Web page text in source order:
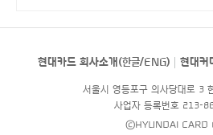
현대카드 회사소개(한글/ENG) 현대커
서울시 영등포구 의사당대로 3
사업자 등록번호 213-
©HYUNDAI CARD